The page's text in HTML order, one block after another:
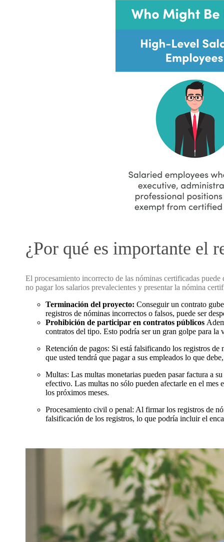
¿Por qué es importante el
El procesamiento incorrecto de las nóminas certificadas
no pagar los salarios prevalecientes y presentar la nómina
Terminación del proyecto: Conseguir un contrato
registros de nóminas incorrectos o falsos, puede ser
Prohibición de participar en contratos públicos
contratos del tipo. Esto podría ser un gran golpe para la
Retención de pagos: Si está falsificando los registros de
que usted tendrá que pagar a sus empleados lo que
Multas: Las multas monetarias pueden pasar factura a
efectivo. Las multas no sólo pueden afectarle en el mes
los próximos meses.
Procesamiento civil o penal: Al firmar los registros de
falsificación de los registros, lo que podría incluir el